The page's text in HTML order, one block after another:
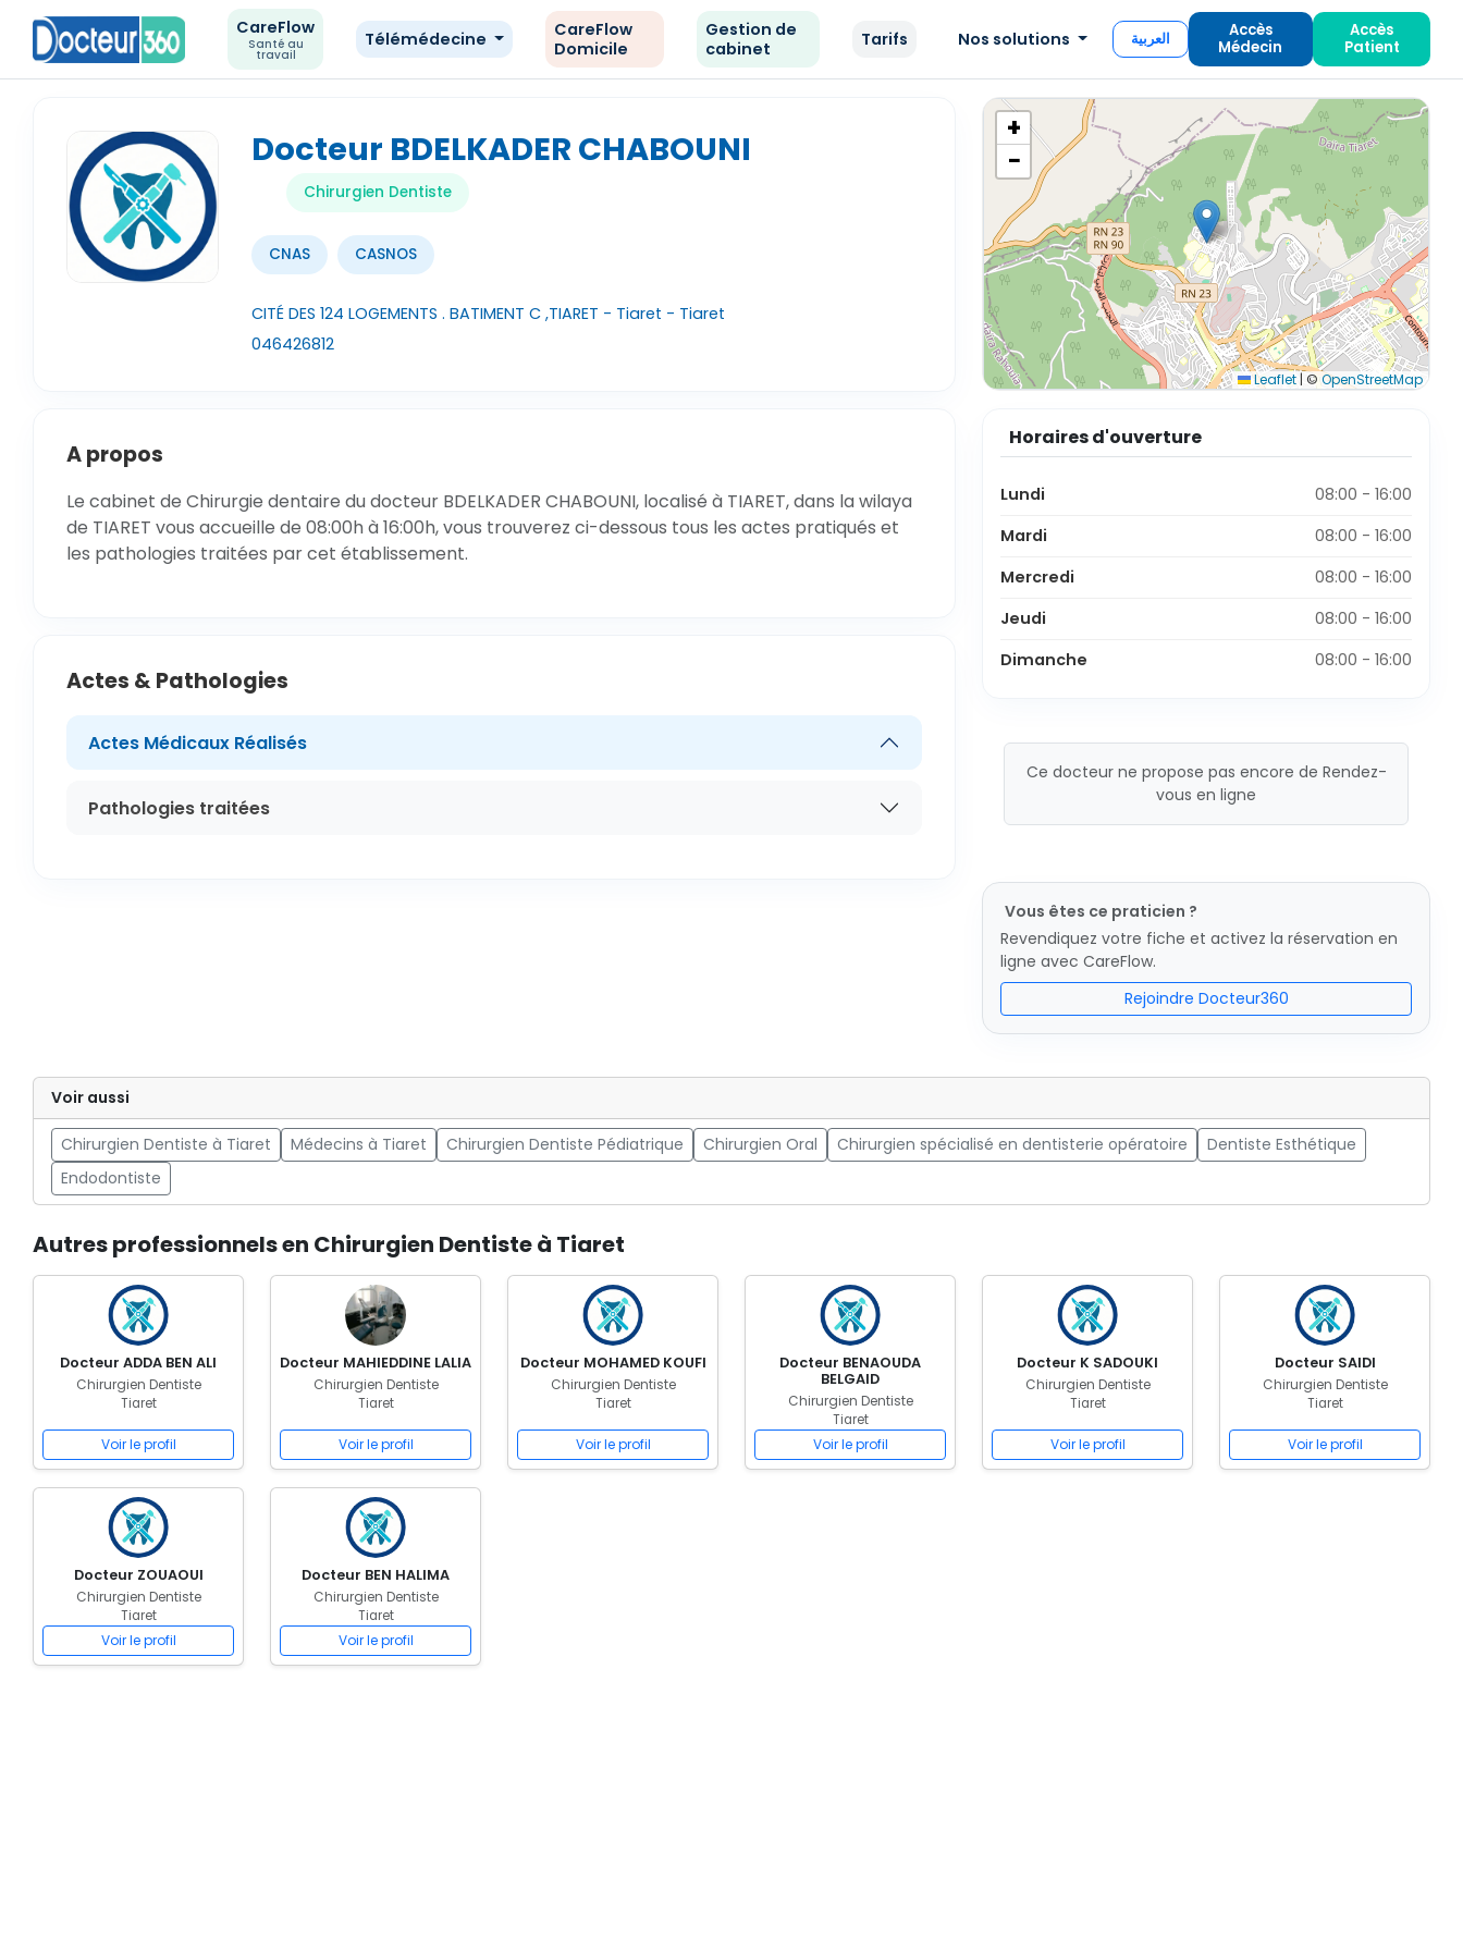
CareFlow
Santé au
travail
Télémédecine
CareFlow
Domicile
Gestion de
cabinet
Tarifs Nos solutions العربية
Accès
Médecin
Accès
Patient
Docteur BDELKADER CHABOUNI
Chirurgien Dentiste
CNAS CASNOS
CITÉ DES 124 LOGEMENTS . BATIMENT C ,TIARET - Tiaret - Tiaret
046426812
+
−
Leaflet | © OpenStreetMap
A propos
Le cabinet de Chirurgie dentaire du docteur BDELKADER CHABOUNI, localisé à TIARET, dans la wilaya
de TIARET vous accueille de 08:00h à 16:00h, vous trouverez ci-dessous tous les actes pratiqués et
les pathologies traitées par cet établissement.
Actes & Pathologies
Actes Médicaux Réalisés
Pathologies traitées
Horaires d'ouverture
Lundi
08:00 - 16:00
Mardi
08:00 - 16:00
Mercredi
08:00 - 16:00
Jeudi
08:00 - 16:00
Dimanche
08:00 - 16:00
Ce docteur ne propose pas encore de Rendez-
vous en ligne
Vous êtes ce praticien ?
Revendiquez votre fiche et activez la réservation en
ligne avec CareFlow.
Rejoindre Docteur360
Voir aussi
Chirurgien Dentiste à Tiaret Médecins à Tiaret Chirurgien Dentiste Pédiatrique Chirurgien Oral Chirurgien spécialisé en dentisterie opératoire
Dentiste Esthétique
Endodontiste
Autres professionnels en Chirurgien Dentiste à Tiaret
Docteur ADDA BEN ALI
Chirurgien Dentiste
Tiaret
Voir le profil
Docteur MAHIEDDINE LALIA
Chirurgien Dentiste
Tiaret
Voir le profil
Docteur MOHAMED KOUFI
Chirurgien Dentiste
Tiaret
Voir le profil
Docteur BENAOUDA
BELGAID
Chirurgien Dentiste
Tiaret
Voir le profil
Docteur K SADOUKI
Chirurgien Dentiste
Tiaret
Voir le profil
Docteur SAIDI
Chirurgien Dentiste
Tiaret
Voir le profil
Docteur ZOUAOUI
Chirurgien Dentiste
Tiaret
Voir le profil
Docteur BEN HALIMA
Chirurgien Dentiste
Tiaret
Voir le profil